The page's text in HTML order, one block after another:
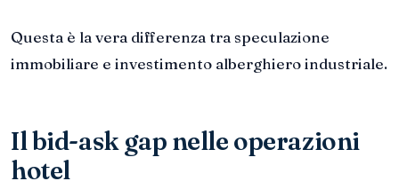
Questa è la vera differenza tra speculazione
immobiliare e investimento alberghiero industriale.
Il bid-ask gap nelle operazioni
hotel